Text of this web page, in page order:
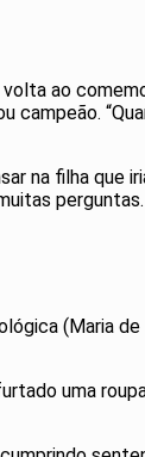
ao
campeão.
na filha que
(Maria
uma